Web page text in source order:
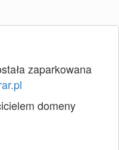
zaparkowana
domeny